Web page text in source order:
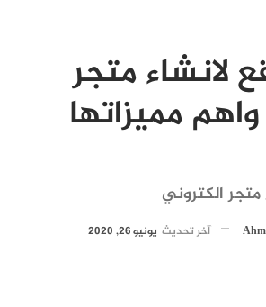
لانشاء متجر
مميزاتها
الكتروني
آخر تحديث يونيو 26, 2020